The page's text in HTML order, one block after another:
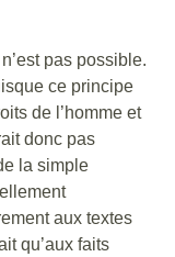
pas possible.
ce principe
de l’homme et
donc pas
la simple
aux textes
qu’aux faits